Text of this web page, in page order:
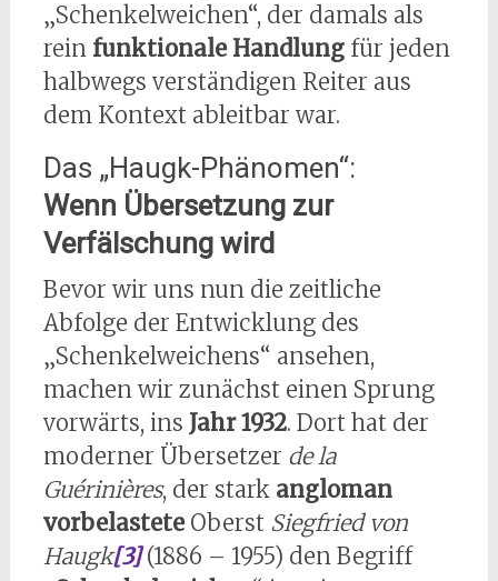
„Schenkelweichen“, der damals als
rein funktionale Handlungfür jeden
halbwegs verständigen Reiter aus
dem Kontext ableitbar war.
Das „Haugk-Phänomen“:
Wenn Übersetzung zur
Verfälschung wird
Bevor wir uns nun die zeitliche
Abfolge der Entwicklung des
„Schenkelweichens“ ansehen,
machen wir zunächst einen Sprung
vorwärts, ins Jahr 1932. Dort hat der
moderner Übersetzer de la
Guérinières, der stark angloman
vorbelasteteOberst Siegfried von
Haugk[3](1886 – 1955) den Begriff